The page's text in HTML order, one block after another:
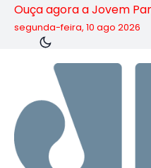
Ouça agora a Jovem
segunda-feira, 10 ago 2026